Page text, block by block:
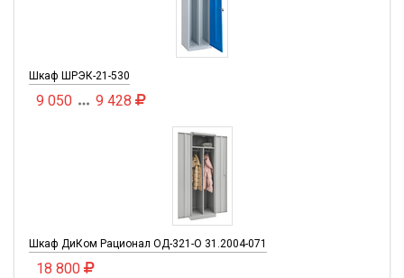
Шкаф ШРЭК-21-530
9 050  9 428
Шкаф ДиКом Рационал ОД-321-О 31.2004-071
18 800